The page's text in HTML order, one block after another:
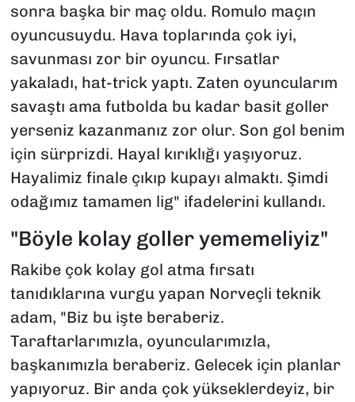
sonra başka bir maç oldu. Romulo maçın
oyuncusuydu. Hava toplarında çok iyi,
savunması zor bir oyuncu. Fırsatlar
yakaladı, hat-trick yaptı. Zaten oyuncularım
savaştı ama futbolda bu kadar basit goller
yerseniz kazanmanız zor olur. Son gol benim
için sürprizdi. Hayal kırıklığı yaşıyoruz.
Hayalimiz finale çıkıp kupayı almaktı. Şimdi
odağımız tamamen lig" ifadelerini kullandı.
"Böyle kolay goller yememeliyiz"
Rakibe çok kolay gol atma fırsatı
tanıdıklarına vurgu yapan Norveçli teknik
adam, "Biz bu işte beraberiz.
Taraftarlarımızla, oyuncularımızla,
başkanımızla beraberiz. Gelecek için planlar
yapıyoruz. Bir anda çok yükseklerdeyiz, bir